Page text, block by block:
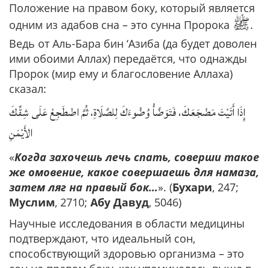
Положение на правом боку, который является
одним из адабов сна – это сунна Пророка ﷺ.
Ведь от Аль-Бара бин ‘Азиба (да будет доволен
ими обоими Аллах) передаётся, что однажды
Пророк (мир ему и благословение Аллаха)
сказал:
إِذَا ‌أَتَيْتَ ‌مَضْجَعَكَ، فَتَوَضَّأْ وُضُوءَكَ لِلصَّلَاةِ، ثُمَّ اضْطَجِعْ عَلَى شِقِّكَ
الأَيْمَنِ
«Когда захочешь лечь спать, соверши такое
же омовение, какое совершаешь для намаза,
затем ляг на правый бок…». (Бухари, 247;
Муслим, 2710; Абу Давуд, 5046)
Научные исследования в области медицины
подтверждают, что идеальный сон,
способствующий здоровью организма – это